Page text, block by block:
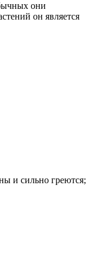
они
он является
и сильно греются;